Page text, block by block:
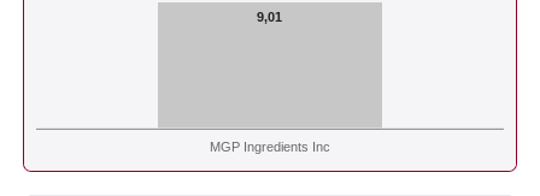
9,01
MGP Ingredients Inc